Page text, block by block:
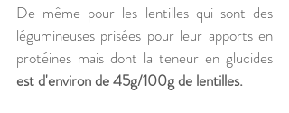
De même pour les lentilles qui sont des
légumineuses prisées pour leur apports en
est d'environ de 45g/100g de lentilles.